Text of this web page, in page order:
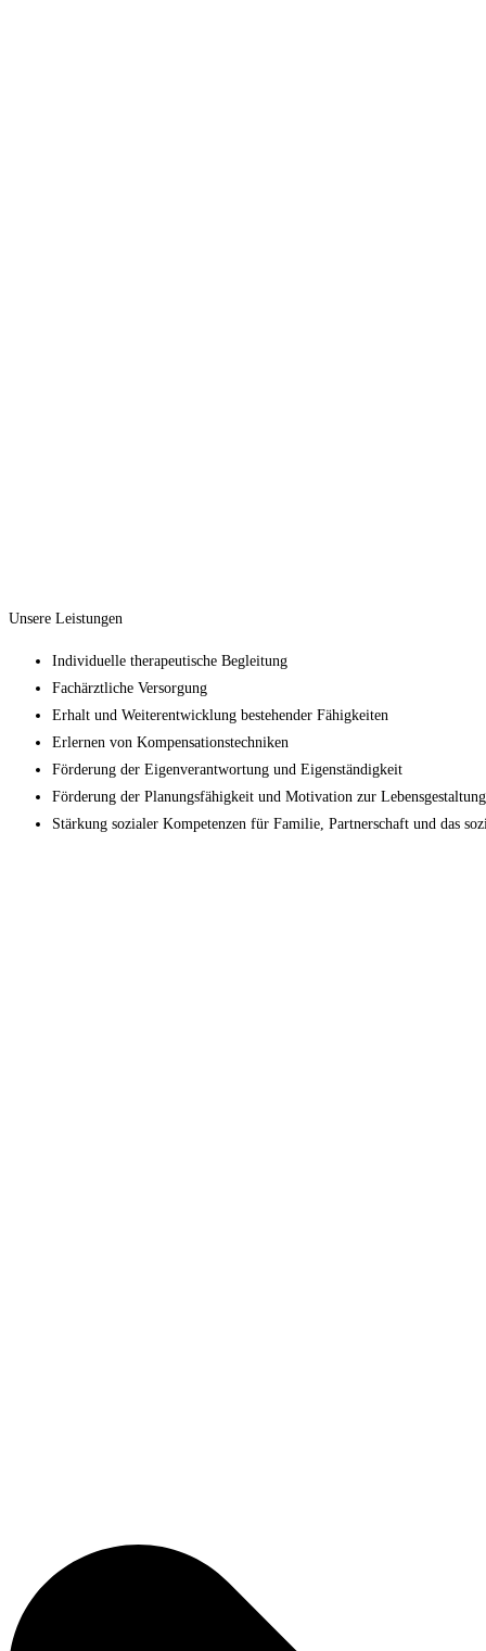
Unsere Leistungen
Individuelle therapeutische Begleitung
Fachärztliche Versorgung
Erhalt und Weiterentwicklung bestehender Fähigkeiten
Erlernen von Kompensationstechniken
Förderung der Eigenverantwortung und Eigenständigkeit
Förderung der Planungsfähigkeit und Motivation zur Lebensgestaltung
Stärkung sozialer Kompetenzen für Familie, Partnerschaft und das